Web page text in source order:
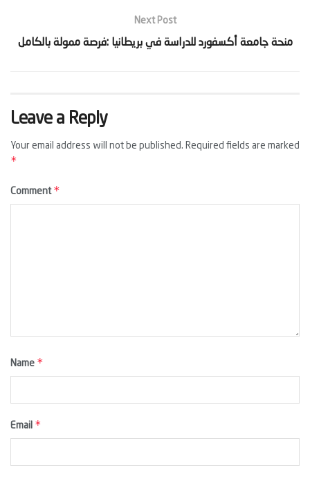
Next Post
‫منحة جامعة أكسفورد للدراسة في بريطانيا :فرصة ممولة بالكامل‬
Leave a Reply
Your email address will not be published. Required fields are marked
*
Comment *
Name *
Email *